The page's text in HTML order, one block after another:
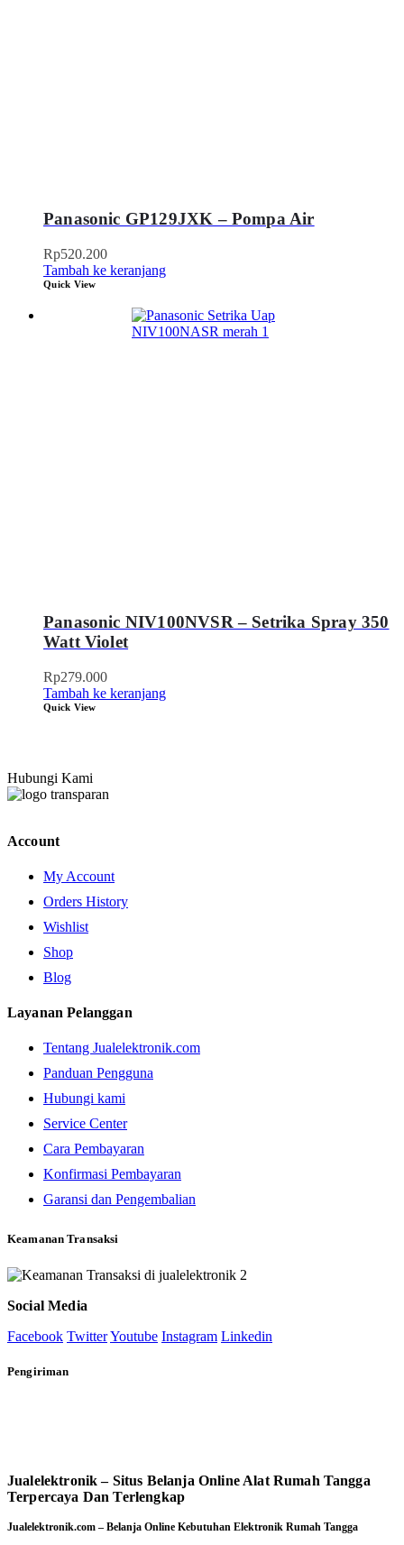
Panasonic GP129JXK – Pompa Air
Rp520.200
Tambah ke keranjang
Quick View
Panasonic NIV100NVSR – Setrika Spray 350
Watt Violet
Rp279.000
Tambah ke keranjang
Quick View
Hubungi Kami
Account
My Account
Orders History
Wishlist
Shop
Blog
Layanan Pelanggan
Tentang Jualelektronik.com
Panduan Pengguna
Hubungi kami
Service Center
Cara Pembayaran
Konfirmasi Pembayaran
Garansi dan Pengembalian
Keamanan Transaksi
Social Media
Facebook TwitterYoutube Instagram Linkedin
Pengiriman
Jualelektronik – Situs Belanja Online Alat Rumah Tangga
Terpercaya Dan Terlengkap
Jualelektronik.com – Belanja Online Kebutuhan Elektronik Rumah Tangga